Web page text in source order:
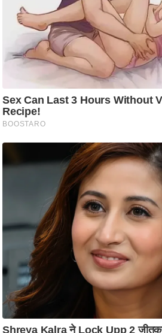
ध
ज्यो
प्र
भु
मा
स्थ
व्र
त
त्यो
हा